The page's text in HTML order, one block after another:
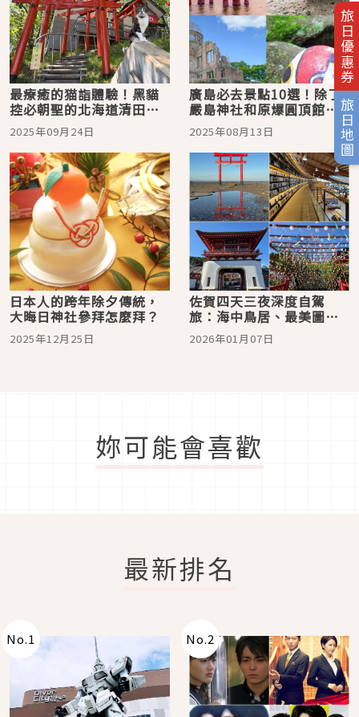
旅日優惠券
旅日地圖
最療癒的猫詣體驗！黑貓
控必朝聖的北海道清田稻
荷神社
2025年09月24日
廣島必去景點10選！除了
嚴島神社和原爆圓頂館，
還有夢幻兔島、文青貓道
與感動人心的自然風光
2025年08月13日
日本人的跨年除夕傳統，
大晦日神社參拜怎麼拜？
2025年12月25日
佐賀四天三夜深度自駕
旅：海中鳥居、最美圖書
館、美肌溫泉與螃蟹宴席
2026年01月07日
妳可能會喜歡
最新排名
No.1 No.2